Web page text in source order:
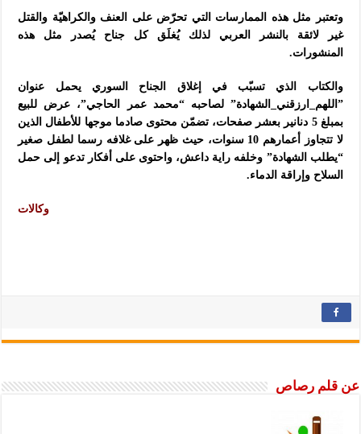
وتعتبر مثل هذه الممارسات التي تحرّض على العنف والكراهيّة والقتل
غير لائقة بالنشر العربي لذلك يُغلَق كل جناح يُصدر مثل هذه
المنشورات.
والكتاب الذي تسبّب في إغلاق الجناح السوري يحمل عنوان
”اللهم_ارزقني_الشهادة” لصاحبه “محمد عمر الحاجي”، عرض للبيع
بمبلغ 5 دنانير بعشر صفحات، تضمّن محتوى صادما موجها للأطفال الذين
لا تتجاوز أعمارهم 10 سنوات، حيث ظهر على غلافه رسما لطفل صغير
“يطلب الشهادة” وخلفه راية داعش، واحتوى على أفكار تدعو إلى حمل
السلاح وإراقة الدماء.
وكالات
عن قلم رصاص